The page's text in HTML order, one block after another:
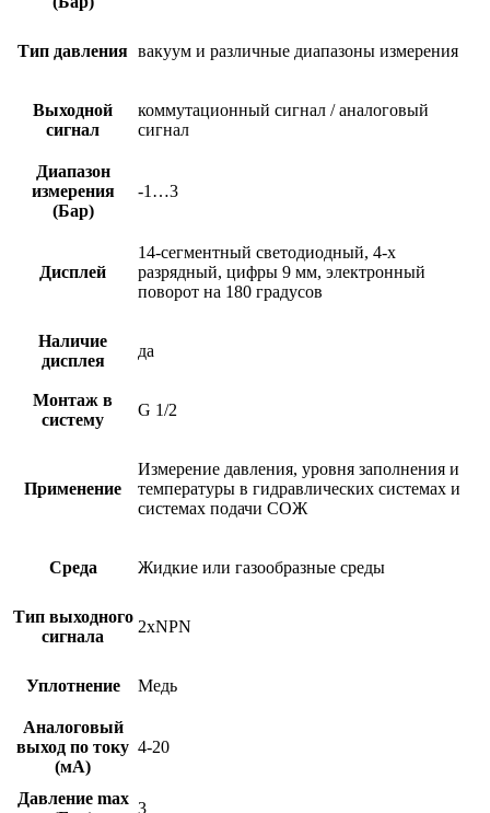
Тип давления вакуум и различные диапазоны измерения
Выходной
сигнал
коммутационный сигнал / аналоговый
сигнал
Диапазон
измерения
(Бар)
-1…3
Дисплей
14-сегментный светодиодный, 4-х
разрядный, цифры 9 мм, электронный
поворот на 180 градусов
Наличие
дисплея
да
Монтаж в
систему
G 1/2
Применение
Измерение давления, уровня заполнения и
температуры в гидравлических системах и
системах подачи СОЖ
Среда Жидкие или газообразные среды
Тип выходного
сигнала
2xNPN
Уплотнение Медь
Аналоговый
выход по току
(мА)
4-20
Давление max
3